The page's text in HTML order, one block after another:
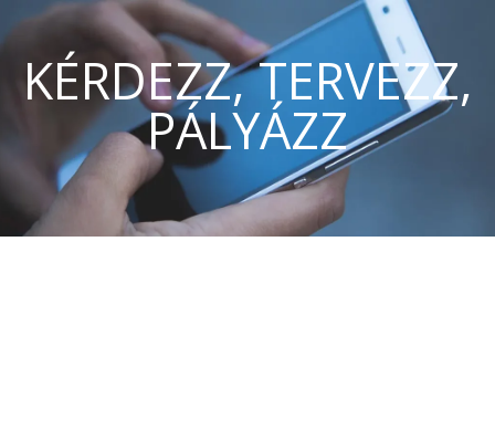
KÉRDEZZ, TERVEZZ,
PÁLYÁZZ